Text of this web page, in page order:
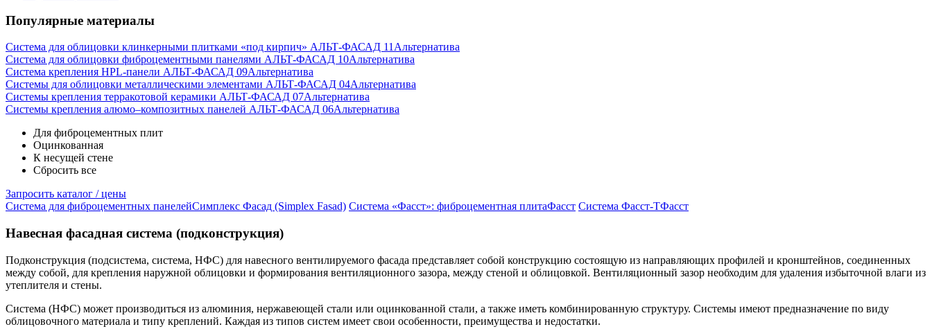
Популярные материалы
Система для облицовки клинкерными плитками «под кирпич» АЛЬТ-ФАСАД 11 Альтернатива
Система для облицовки фиброцементными панелями АЛЬТ-ФАСАД 10Альтернатива
Система крепления HPL-панели АЛЬТ-ФАСАД 09Альтернатива
Системы для облицовки металлическими элементами АЛЬТ-ФАСАД 04Альтернатива
Системы крепления терракотовой керамики АЛЬТ-ФАСАД 07Альтернатива
Cистемы крепления алюмо–композитных панелей АЛЬТ-ФАСАД 06Альтернатива
Для фиброцементных плит
Оцинкованная
К несущей стене
Сбросить все
Запросить каталог / цены
Система для фиброцементных панелейСимплекс Фасад (Simplex Fasad) Система «Фасст»: фиброцементная плитаФасст Система Фасст-ТФасст
Навесная фасадная система (подконструкция)
Подконструкция (подсистема, система, НФС) для навесного вентилируемого фасада представляет собой конструкцию состоящую из направляющих профилей и кронштейнов, соединенных
между собой, для крепления наружной облицовки и формирования вентиляционного зазора, между стеной и облицовкой. Вентиляционный зазор необходим для удаления избыточной влаги из
утеплителя и стены.
Система (НФС) может производиться из алюминия, нержавеющей стали или оцинкованной стали, а также иметь комбинированную структуру. Системы имеют предназначение по виду
облицовочного материала и типу креплений. Каждая из типов систем имеет свои особенности, преимущества и недостатки.